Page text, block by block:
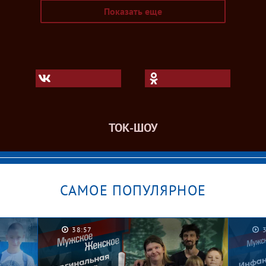
Показать еще
ТОК-ШОУ
САМОЕ ПОПУЛЯРНОЕ
38:57